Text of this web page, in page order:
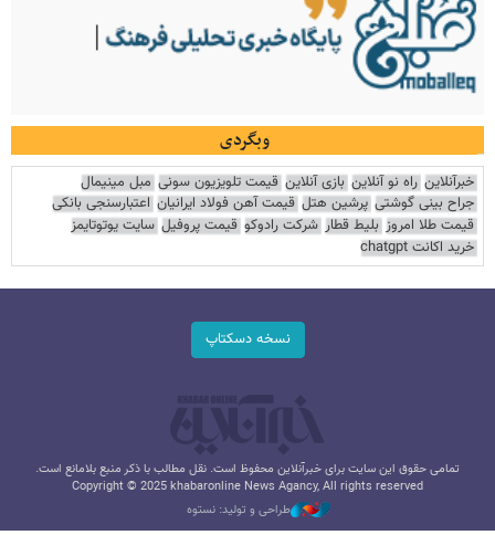
وبگردی
خبرآنلاین راه نو آنلاین بازی آنلاین قیمت تلویزیون سونی مبل مینیمال
جراح بینی گوشتی پرشین هتل قیمت آهن فولاد ایرانیان اعتبارسنجی بانکی
قیمت طلا امروز بلیط قطار شرکت رادوکو قیمت پروفیل سایت یوتوتایمز
خرید اکانت chatgpt
نسخه دسکتاپ
تمامی حقوق این سایت برای خبرآنلاین محفوظ است. نقل مطالب با ذکر منبع بلامانع است.
Copyright © 2025 khabaronline News Agancy, All rights reserved
طراحی و تولید: نستوه